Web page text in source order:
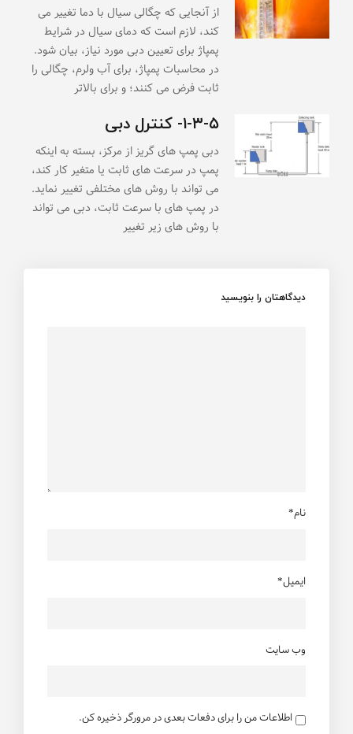
از آنجایی که چگالی سیال با دما تغییر می
کند، لازم است که دمای سیال در شرایط
پمپاژ برای تعیین دبی مورد نیاز، بیان شود.
در محاسبات پمپاژ، برای آب ولرم، چگالی را
ثابت فرض می کنند؛ و برای بالاتر
۱-۳-۵- کنترل دبی
دبی پمپ های گریز از مرکز، بسته به اینکه
پمپ در سرعت های ثابت یا متغیر کار کند،
می تواند با روش های مختلفی تغییر نماید.
در پمپ های با سرعت ثابت، دبی می تواند
با روش های زیر تغییر
دیدگاهتان را بنویسید
نام*
ایمیل*
وب سایت
اطلاعات من را برای دفعات بعدی در مرورگر ذخیره کن.